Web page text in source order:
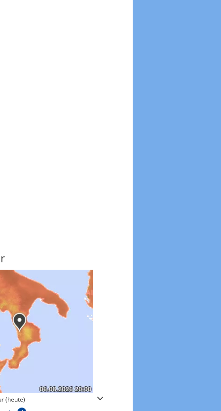
(heute) Windgeschwindigkeiten in 3h